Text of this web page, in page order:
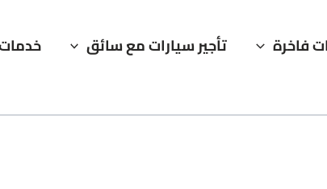
فاخرة تأجير سيارات مع سائق